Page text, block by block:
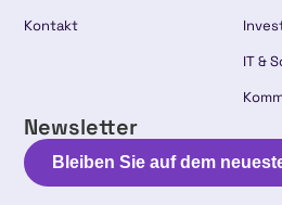
Kontakt
IT &
Newsletter
Bleiben Sie auf dem